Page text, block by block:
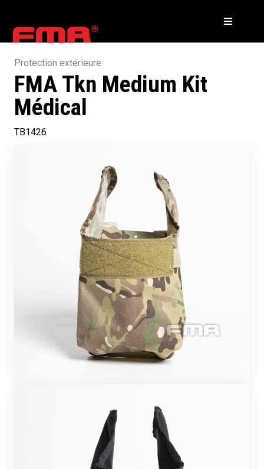
Protection extérieure
FMA Tkn Medium Kit
Médical
TB1426